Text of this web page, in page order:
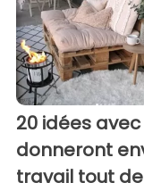
20 idées
donneront
travail tout